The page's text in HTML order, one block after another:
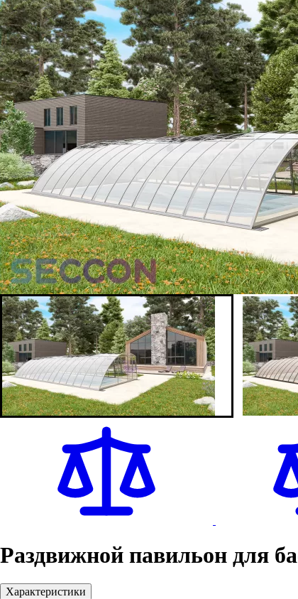
Раздвижной павильон для
Характеристики